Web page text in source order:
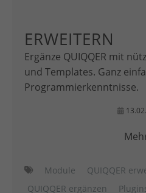
ERWEITERN
Ergänze QUIQQER mit
und Templates. Ganz
Programmierkenntnisse.
Module QUIQQER
QUIQQER ergänzen